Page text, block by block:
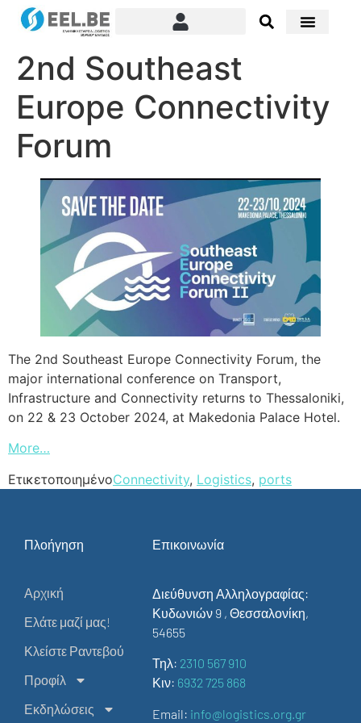
2nd Southeast
Europe Connectivity
Forum
The 2nd Southeast Europe Connectivity Forum, the
major international conference on Transport,
Infrastructure and Connectivity returns to Thessaloniki,
on 22 & 23 October 2024, at Makedonia Palace Hotel.
More…
ΕτικετοποιημένοConnectivity, Logistics, ports
Πλοήγηση
Αρχική
Ελάτε μαζί μας!
Κλείστε Ραντεβού
Προφίλ
Εκδηλώσεις
Επικοινωνία
Διεύθυνση Αλληλογραφίας:
Κυδωνιών 9 , Θεσσαλονίκη,
54655
Τηλ: 2310 567 910
Κιν: 6932 725 868
Email: info@logistics.org.gr